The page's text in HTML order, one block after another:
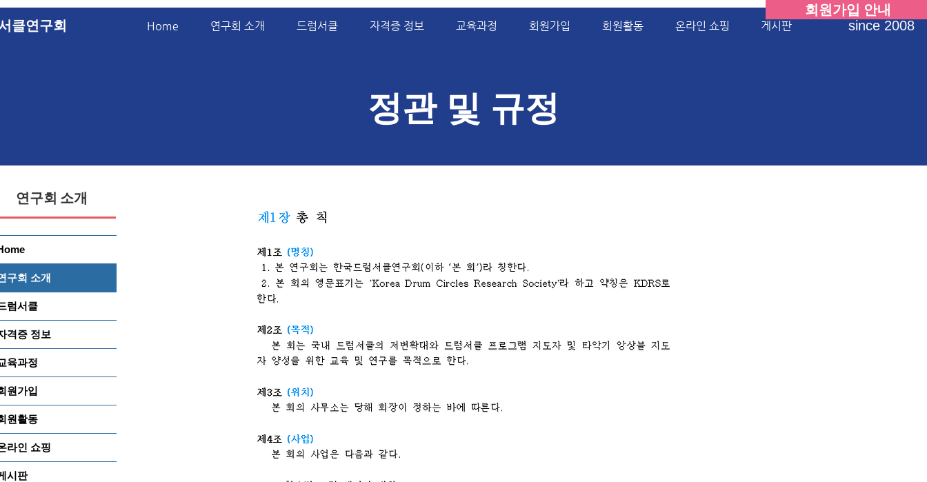
회원가입 안내
클연구회
Home 연구회 소개 드럼서클 자격증 정보 교육과정 회원가입 회원활동 온라인 쇼핑 게시판 since 2008
정관 및 규정
연구회 소개
구회 소개
럼서클
격증 정보
육과정
원가입
원활동
라인 쇼핑
시판